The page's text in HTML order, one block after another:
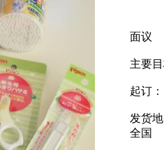
面议
主要
起订：
发货地
全国